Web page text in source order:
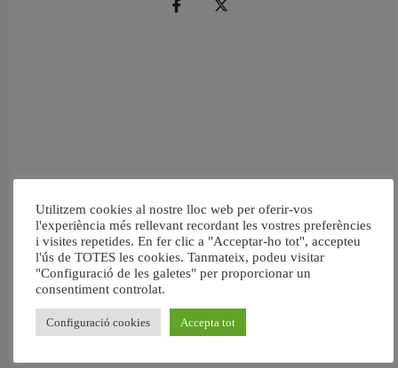
Utilitzem cookies al nostre lloc web per oferir-vos
l'experiència més rellevant recordant les vostres preferències
i visites repetides. En fer clic a "Acceptar-ho tot", accepteu
l'ús de TOTES les cookies. Tanmateix, podeu visitar
"Configuració de les galetes" per proporcionar un
consentiment controlat.
Configuració cookies Accepta tot